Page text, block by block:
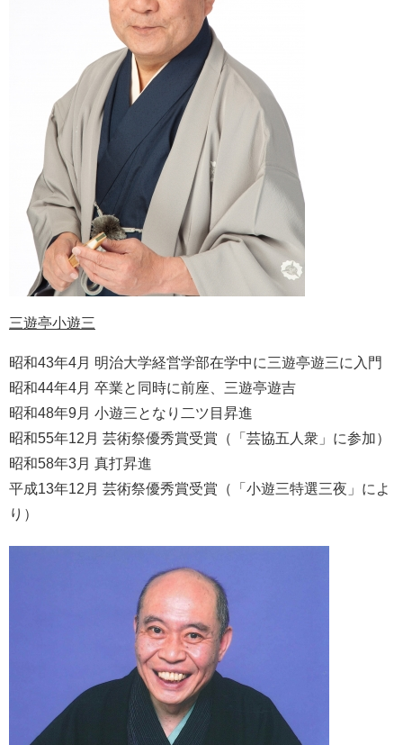
三遊亭小遊三
昭和43年4月 明治大学経営学部在学中に三遊亭遊三に入門
昭和44年4月 卒業と同時に前座、三遊亭遊吉
昭和48年9月 小遊三となり二ツ目昇進
昭和55年12月 芸術祭優秀賞受賞（「芸協五人衆」に参加）
昭和58年3月 真打昇進
平成13年12月 芸術祭優秀賞受賞（「小遊三特選三夜」によ
り）